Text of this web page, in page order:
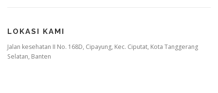
LOKASI KAMI
Jalan kesehatan II No. 168D, Cipayung, Kec. Ciputat, Kota Tanggerang
Selatan, Banten